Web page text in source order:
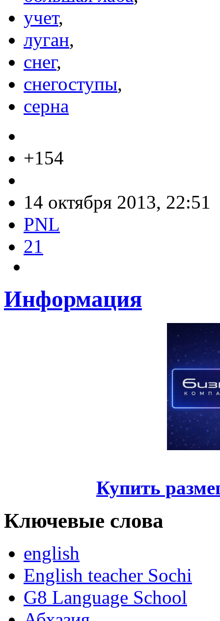
учет,
луган,
снег,
снегоступы,
серна
+154
14 октября 2013, 22:51
PNL
21
Информация
Купить
Ключевые слова
english
English teacher Sochi
G8 Language School